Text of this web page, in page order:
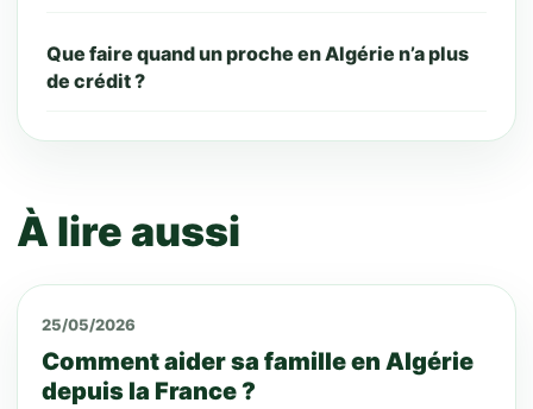
Que faire quand un proche en Algérie n’a plus
de crédit ?
À lire aussi
25/05/2026
Comment aider sa famille en Algérie
depuis la France ?